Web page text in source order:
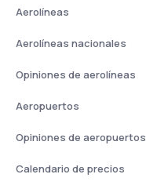
Aerolíneas
Aerolíneas nacionales
Opiniones de aerolíneas
Aeropuertos
Opiniones de aeropuertos
Calendario de precios